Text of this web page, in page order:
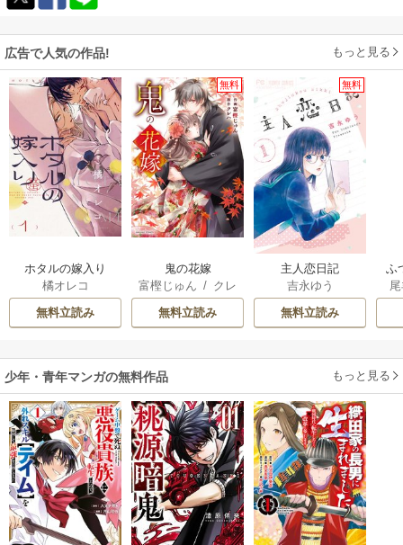
広告で人気の作品! もっと見る
ホタルの嫁入り
橘オレコ
無料立読み
無料
鬼の花嫁
富樫じゅん / クレ
ハ
無料立読み
無料
主人恋日記
吉永ゆう
無料立読み
ふ
は
少年・青年マンガの無料作品 もっと見る